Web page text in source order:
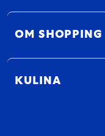
OM SHOPPING
KULINA